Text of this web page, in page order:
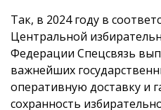
Так, в 2024 году в
Центральной
Федерации Спецсвязь
важнейших
оперативную доставку и
сохранность